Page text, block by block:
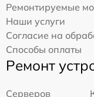
Ремонтируемые
Наши услуги
Согласие на
Способы оплаты
Ремонт
Серверов